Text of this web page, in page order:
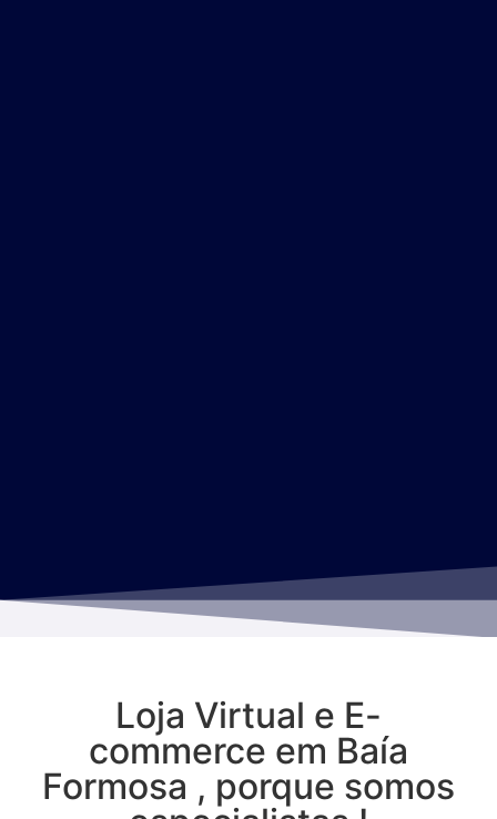
Loja Virtual e E-
commerce em Baía
Formosa , porque somos